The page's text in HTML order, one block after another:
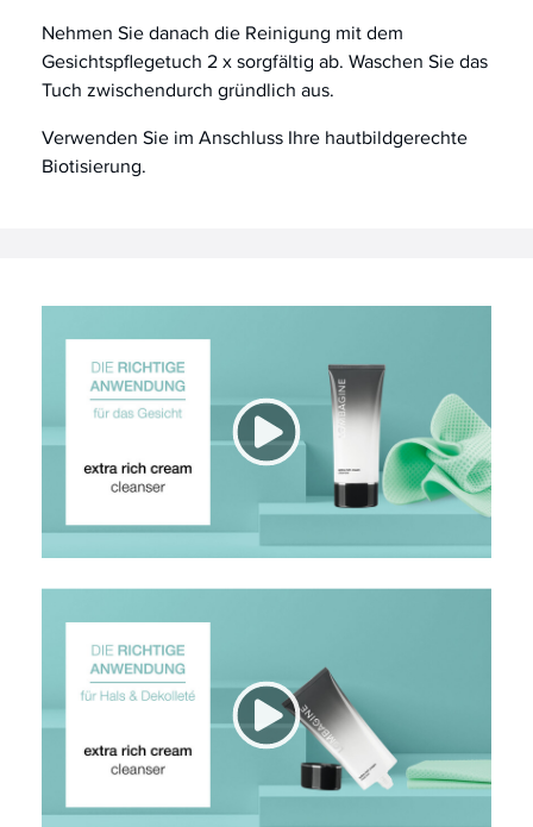
Nehmen Sie danach die Reinigung mit dem
Gesichtspflegetuch 2 x sorgfältig ab. Waschen Sie das
Tuch zwischendurch gründlich aus.
Verwenden Sie im Anschluss Ihre hautbildgerechte
Biotisierung.